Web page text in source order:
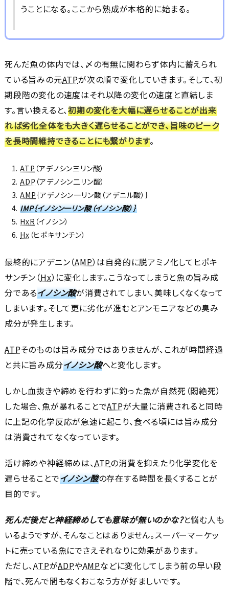
うことになる。ここから熟成が本格的に始まる。
死んだ魚の体内では、〆の有無に関わらず体内に蓄えられ
ている旨みの元ATPが次の順で変化していきます。そして、初
期段階の変化の速度はそれ以降の変化の速度と直結しま
す。言い換えると、初期の変化を大幅に遅らせることが出来
れば劣化全体をも大きく遅らせることができ、旨味のピーク
を長時間維持できることにも繋がります。
ATP （アデノシン三リン酸）
ADP （アデノシン二リン酸）
AMP｛アデノシン一リン酸（アデニル酸）｝
IMP｛イノシン一リン酸（イノシン酸）｝
HxR （イノシン）
Hx （ヒポキサンチン）
最終的にアデニン（AMP）は自発的に脱アミノ化してヒポキ
サンチン（Hx）に変化します。こうなってしまうと魚の旨み成
分であるイノシン酸が消費されてしまい、美味しくなくなって
しまいます。そして更に劣化が進むとアンモニアなどの臭み
成分が発生します。
ATPそのものは旨み成分ではありませんが、これが時間経過
と共に旨み成分イノシン酸へと変化します。
しかし血抜きや締めを行わずに釣った魚が自然死（悶絶死）
した場合、魚が暴れることでATPが大量に消費されると同時
に上記の化学反応が急速に起こり、食べる頃には旨み成分
は消費されてなくなっています。
活け締めや神経締めは、ATPの消費を抑えたり化学変化を
遅らせることでイノシン酸の存在する時間を長くすることが
目的です。
死んだ後だと神経締めしても意味が無いのかな?と悩む人も
いるようですが、そんなことはありません。スーパーマーケッ
トに売っている魚にでさえそれなりに効果があります。
ただし、ATPがADPやAMPなどに変化してしまう前の早い段
階で、死んで間もなくおこなう方が好ましいです。